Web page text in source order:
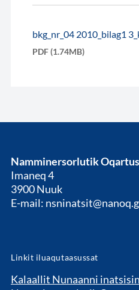
bkg_nr_04 2010_bilag1
PDF (1.74MB)
Namminersorlutik
Imaneq 4
3900 Nuuk
E-mail:
Linkit iluaqutaasussat
Kalaallit Nunaanni